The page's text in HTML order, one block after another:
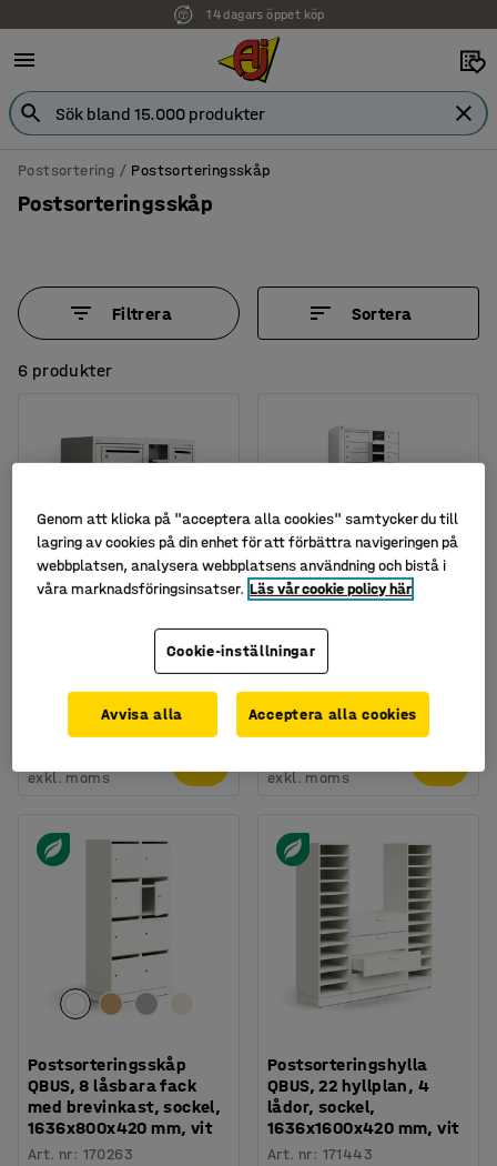
Faktura för företag
Postsortering Postsorteringsskåp
Postsorteringsskåp
Filtrera Sortera
6 produkter
Postsorteringsskåp/Pos
tfack MAILMAN, 2x6
fack, grå
145742
exkl. moms
Småfacksskåp PRIVATE,
2x15 fack, grå
Art. nr:145745
exkl. moms
Postsorteringsskåp
QBUS, 8 låsbara fack
med brevinkast, sockel,
1636x800x420 mm, vit
Art. nr: 170263
Postsorteringshylla
QBUS, 22 hyllplan, 4
lådor, sockel,
1636x1600x420 mm, vit
Art. nr: 171443
Genom att klicka på "acceptera alla cookies" samtycker du till
lagring av cookies på din enhet för att förbättra navigeringen på
webbplatsen, analysera webbplatsens användning och bistå i
våra marknadsföringsinsatser. Läs vår cookie policy här
Cookie-inställningar
Avvisa alla Acceptera alla cookies